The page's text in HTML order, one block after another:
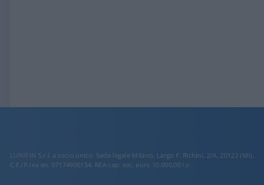
LUNIFIN S.r.l. a socio unico. Sede legale Milano, Largo F. Richini, 2/A, 20122 (MI),
C.F./P.Iva en. 07174900154, REA cap. soc. euro 10.000,00 i.v.